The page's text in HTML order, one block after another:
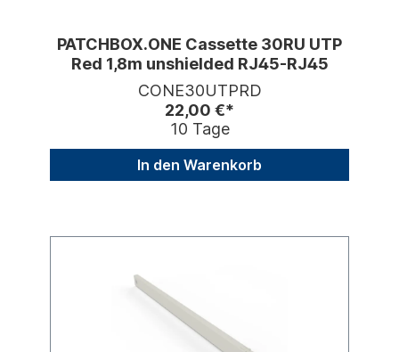
PATCHBOX.ONE Cassette 30RU UTP
Red 1,8m unshielded RJ45-RJ45
CONE30UTPRD
22,00 €*
10 Tage
In den Warenkorb